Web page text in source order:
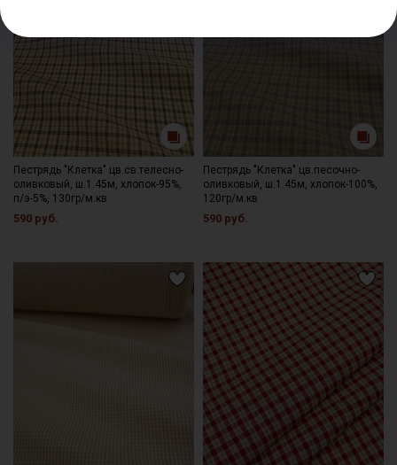
Пестрядь "Клетка" цв.св.телесно-
оливковый, ш.1.45м, хлопок-95%,
п/э-5%, 130гр/м.кв
590 руб.
Пестрядь "Клетка" цв.песочно-
оливковый, ш.1.45м, хлопок-100%,
120гр/м.кв
590 руб.